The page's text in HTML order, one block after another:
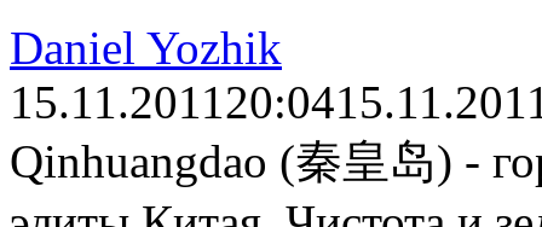
Daniel Yozhik
15.11.201120:04
Qinhuangdao (秦皇岛) -